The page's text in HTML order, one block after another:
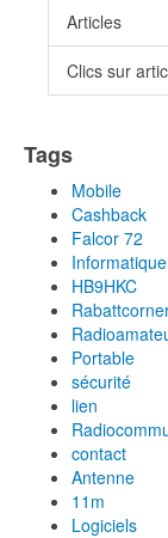
Articles
Clics sur
Tags
Mobile
Cashback
Falcor 72
Informatique
HB9HKC
Portable
sécurité
lien
contact
Antenne
11m
Logiciels